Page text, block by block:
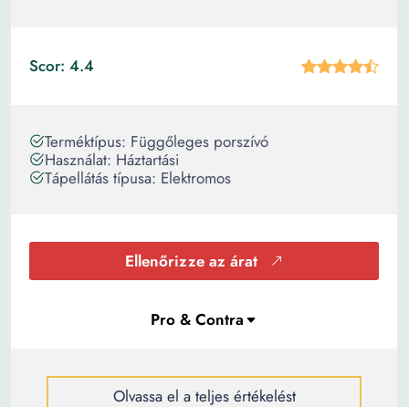
Scor: 4.4
Terméktípus: Függőleges porszívó
Használat: Háztartási
Tápellátás típusa: Elektromos
Ellenőrizze az árat
Olvassa el a teljes értékelést